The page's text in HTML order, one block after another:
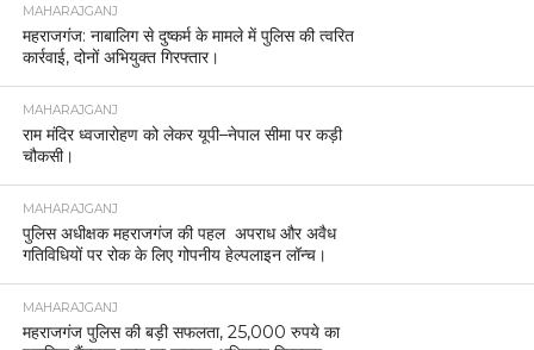
MAHARAJGANJ
महराजगंज: नाबालिग से दुष्कर्म के मामले में पुलिस की त्वरित
कार्रवाई, दोनों अभियुक्त गिरफ्तार।
MAHARAJGANJ
राम मंदिर ध्वजारोहण को लेकर यूपी–नेपाल सीमा पर कड़ी
चौकसी।
MAHARAJGANJ
पुलिस अधीक्षक महराजगंज की पहल अपराध और अवैध
गतिविधियों पर रोक के लिए गोपनीय हेल्पलाइन लॉन्च।
MAHARAJGANJ
महराजगंज पुलिस की बड़ी सफलता, 25,000 रुपये का